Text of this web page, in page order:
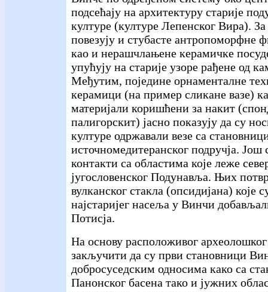
подсећају на архитектуру старије
културе (културе Лепенског Вира). За
повезују и стубасте антропоморфне
као и нерашчлањене керамичке
упућују на старије узоре рађене од
Међутим, поједине орнаменталне
керамици (на пример сликане вазе)
материјали коришћени за накит
палигорскит) јасно показују да су
културе одржавали везе са
источномедитеранског подручја.
контакти са областима које леже
југословенског Подунавља. Њих
вулканског стакла (опсидијана) које
најстаријег насеља у Винчи
Потисја.
На основу расположивог
закључити да су први становници
добросуседским односима како са
Панонског басена тако и јужних